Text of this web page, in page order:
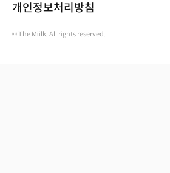
개인정보처리방침
© The Miilk. All rights reserved.